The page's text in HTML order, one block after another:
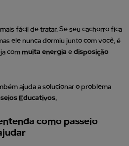
fácil de tratar. Se seu cachorro fica
ele nunca dormiu junto com você, é
commuita energia edisposição
ajuda a solucionar o problema
Educativos.
como passeio